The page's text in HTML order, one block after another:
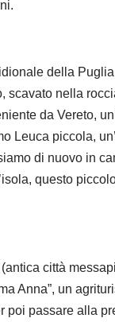
della
nella
da Vereto,
Leuca piccola,
di nuovo in
questo
città
Anna”, un
passare alla